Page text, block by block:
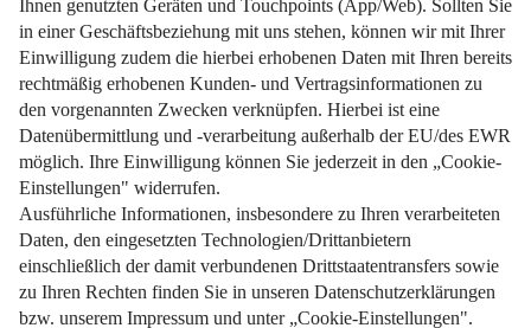
Impressum Datenschutz Nutzungsbedingungen
Pflichtinformationen AGB Über uns Bildquellen
Barrierefreiheit Widerrufsformular
Cookie-Einstellungen